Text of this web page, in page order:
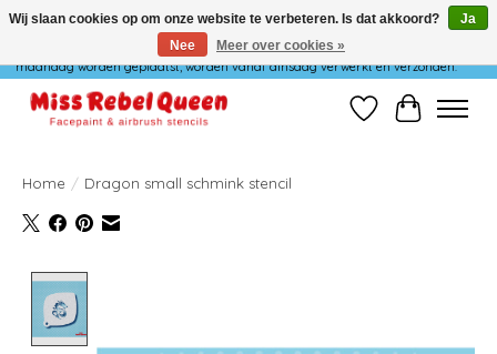
Wij verzenden niet op maandag. Bestellingen die in het weekend of op
maandag worden geplaatst, worden vanaf dinsdag verwerkt en verzonden.
Verlanglijst
Home / Dragon small schmink stencil
Wij slaan cookies op om onze website te verbeteren. Is dat akkoord?
Ja
Nee
Meer over cookies »